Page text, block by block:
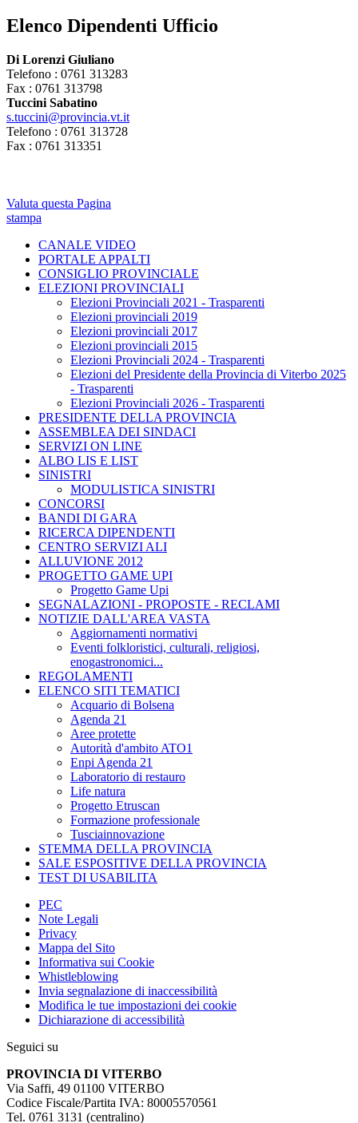
Elenco Dipendenti Ufficio
Di Lorenzi Giuliano
Telefono : 0761 313283
Fax : 0761 313798
Tuccini Sabatino
s.tuccini@provincia.vt.it
Telefono : 0761 313728
Fax : 0761 313351
Valuta questa Pagina
stampa
CANALE VIDEO
PORTALE APPALTI
CONSIGLIO PROVINCIALE
ELEZIONI PROVINCIALI
Elezioni Provinciali 2021 - Trasparenti
Elezioni provinciali 2019
Elezioni provinciali 2017
Elezioni provinciali 2015
Elezioni Provinciali 2024 - Trasparenti
Elezioni del Presidente della Provincia di Viterbo 2025
- Trasparenti
Elezioni Provinciali 2026 - Trasparenti
PRESIDENTE DELLA PROVINCIA
ASSEMBLEA DEI SINDACI
SERVIZI ON LINE
ALBO LIS E LIST
SINISTRI
MODULISTICA SINISTRI
CONCORSI
BANDI DI GARA
RICERCA DIPENDENTI
CENTRO SERVIZI ALI
ALLUVIONE 2012
PROGETTO GAME UPI
Progetto Game Upi
SEGNALAZIONI - PROPOSTE - RECLAMI
NOTIZIE DALL'AREA VASTA
Aggiornamenti normativi
Eventi folkloristici, culturali, religiosi,
enogastronomici...
REGOLAMENTI
ELENCO SITI TEMATICI
Acquario di Bolsena
Agenda 21
Aree protette
Autorità d'ambito ATO1
Enpi Agenda 21
Laboratorio di restauro
Life natura
Progetto Etruscan
Formazione professionale
Tusciainnovazione
STEMMA DELLA PROVINCIA
SALE ESPOSITIVE DELLA PROVINCIA
TEST DI USABILITA
PEC
Note Legali
Privacy
Mappa del Sito
Informativa sui Cookie
Whistleblowing
Invia segnalazione di inaccessibilità
Modifica le tue impostazioni dei cookie
Dichiarazione di accessibilità
Seguici su
PROVINCIA DI VITERBO
Via Saffi, 49 01100 VITERBO
Codice Fiscale/Partita IVA: 80005570561
Tel. 0761 3131 (centralino)